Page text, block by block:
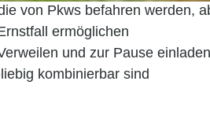
BY
von Pkws befahren werden,
ermöglichen
und zur Pause einladen
kombinierbar sind